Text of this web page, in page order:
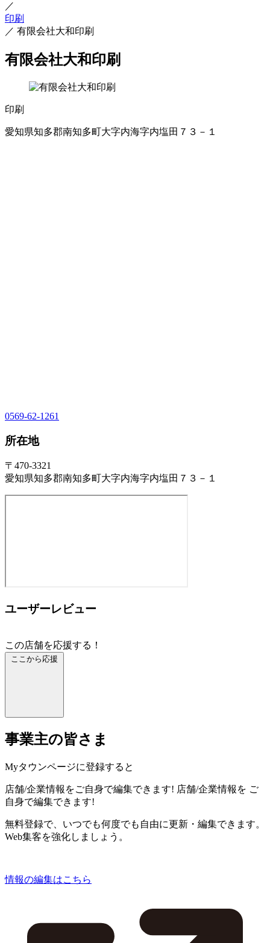
／
印刷
／ 有限会社大和印刷
有限会社大和印刷
印刷
愛知県知多郡南知多町大字内海字内塩田７３－１
0569-62-1261
所在地
〒470-3321
愛知県知多郡南知多町大字内海字内塩田７３－１
ユーザーレビュー
この店舗を応援する！
ここから応援
事業主の皆さま
Myタウンページに登録すると
店舗/企業情報をご自身で編集できます! 店舗/企業情報を ご
自身で編集できます!
無料登録で、いつでも何度でも自由に更新・編集できます。
Web集客を強化しましょう。
情報の編集はこちら